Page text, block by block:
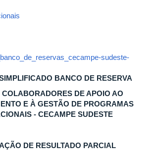
sudeste-
BANCO DE RESERVA
COLABORADORES DE APOIO AO
E À GESTÃO DE PROGRAMAS
- CECAMPE SUDESTE
DE RESULTADO PARCIAL